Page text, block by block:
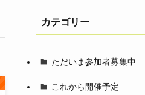
カテゴリー
ただいま参加者募集中
これから開催予定